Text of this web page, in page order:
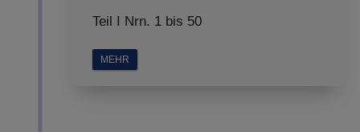
Teil I Nrn. 1 bis 50
MEHR